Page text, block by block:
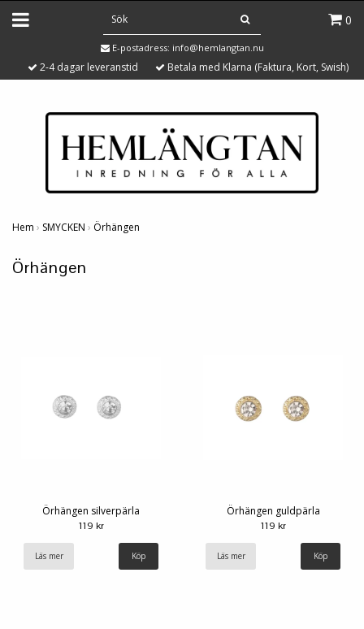
0
E-postadress: info@hemlangtan.nu
2-4 dagar leveranstid Betala med Klarna (Faktura, Kort, Swish)
Hem › SMYCKEN › Örhängen
Örhängen
Örhängen silverpärla
119 kr
Läs mer
Örhängen guldpärla
119 kr
Läs mer